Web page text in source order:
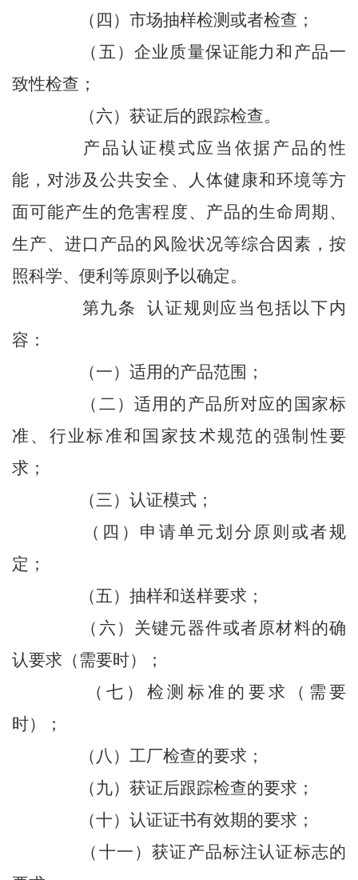
（四）市场抽样检测或者检查；
（五）企业质量保证能力和产品一
致性检查；
（六）获证后的跟踪检查。
产品认证模式应当依据产品的性
能，对涉及公共安全、人体健康和环境等方
面可能产生的危害程度、产品的生命周期、
生产、进口产品的风险状况等综合因素，按
照科学、便利等原则予以确定。
第九条 认证规则应当包括以下内
容：
（一）适用的产品范围；
（二）适用的产品所对应的国家标
准、行业标准和国家技术规范的强制性要
求；
（三）认证模式；
（四）申请单元划分原则或者规
定；
（五）抽样和送样要求；
（六）关键元器件或者原材料的确
认要求（需要时）；
（七）检测标准的要求（需要
时）；
（八）工厂检查的要求；
（九）获证后跟踪检查的要求；
（十）认证证书有效期的要求；
（十一）获证产品标注认证标志的